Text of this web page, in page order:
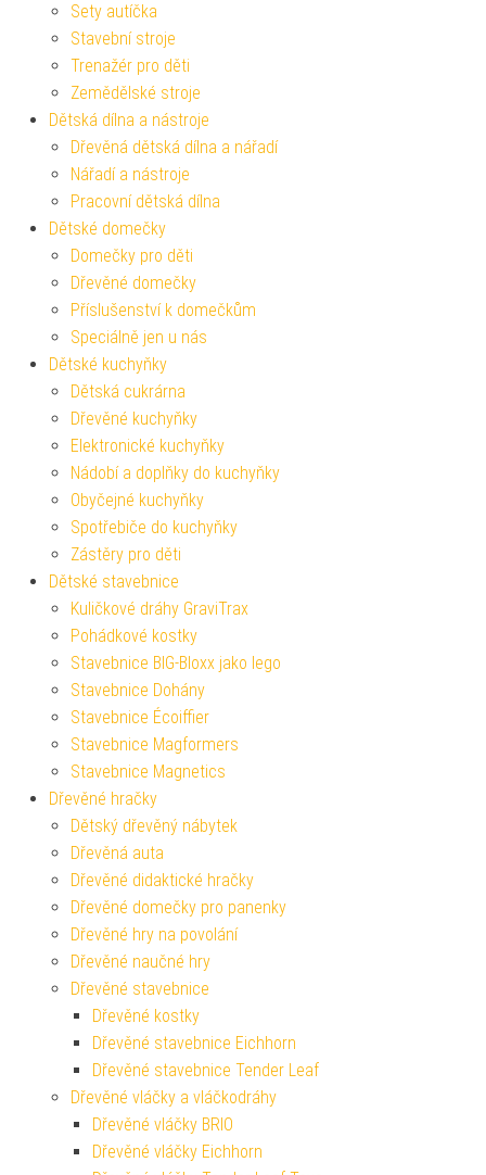
Sety autíčka
Stavební stroje
Trenažér pro děti
Zemědělské stroje
Dětská dílna a nástroje
Dřevěná dětská dílna a nářadí
Nářadí a nástroje
Pracovní dětská dílna
Dětské domečky
Domečky pro děti
Dřevěné domečky
Příslušenství k domečkům
Speciálně jen u nás
Dětské kuchyňky
Dětská cukrárna
Dřevěné kuchyňky
Elektronické kuchyňky
Nádobí a doplňky do kuchyňky
Obyčejné kuchyňky
Spotřebiče do kuchyňky
Zástěry pro děti
Dětské stavebnice
Kuličkové dráhy GraviTrax
Pohádkové kostky
Stavebnice BIG-Bloxx jako lego
Stavebnice Dohány
Stavebnice Écoiffier
Stavebnice Magformers
Stavebnice Magnetics
Dřevěné hračky
Dětský dřevěný nábytek
Dřevěná auta
Dřevěné didaktické hračky
Dřevěné domečky pro panenky
Dřevěné hry na povolání
Dřevěné naučné hry
Dřevěné stavebnice
Dřevěné kostky
Dřevěné stavebnice Eichhorn
Dřevěné stavebnice Tender Leaf
Dřevěné vláčky a vláčkodráhy
Dřevěné vláčky BRIO
Dřevěné vláčky Eichhorn